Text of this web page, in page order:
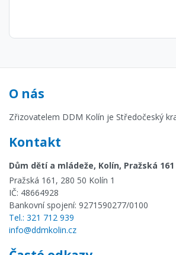
O nás
Zřizovatelem DDM Kolín je Středočeský
Kontakt
Dům dětí a mládeže, Kolín, Pražská 161
Pražská 161, 280 50 Kolín 1
IČ: 48664928
Bankovní spojení: 9271590277/0100
Tel.: 321 712 939
info@ddmkolin.cz